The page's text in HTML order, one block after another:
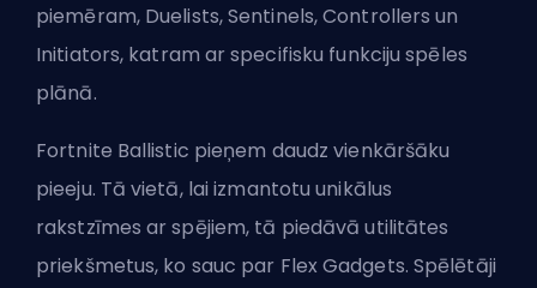
piemēram, Duelists, Sentinels, Controllers un
Initiators, katram ar specifisku funkciju spēles
plānā.
Fortnite Ballistic pieņem daudz vienkāršāku
pieeju. Tā vietā, lai izmantotu unikālus
rakstzīmes ar spējiem, tā piedāvā utilitātes
priekšmetus, ko sauc par Flex Gadgets. Spēlētāji